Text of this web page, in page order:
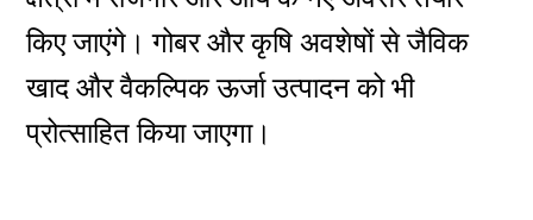
किए जाएंगे। गोबर और कृषि अवशेषों से जैविक
खाद और वैकल्पिक ऊर्जा उत्पादन को भी
प्रोत्साहित किया जाएगा।